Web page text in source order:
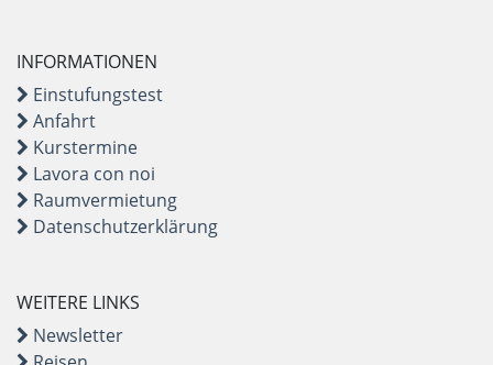
INFORMATIONEN
Einstufungstest
Anfahrt
Kurstermine
Lavora con noi
Raumvermietung
Datenschutzerklärung
WEITERE LINKS
Newsletter